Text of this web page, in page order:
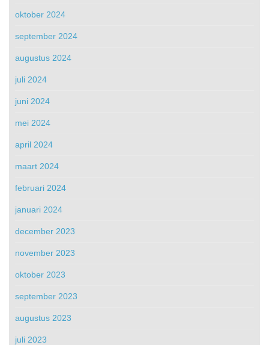
oktober 2024
september 2024
augustus 2024
juli 2024
juni 2024
mei 2024
april 2024
maart 2024
februari 2024
januari 2024
december 2023
november 2023
oktober 2023
september 2023
augustus 2023
juli 2023